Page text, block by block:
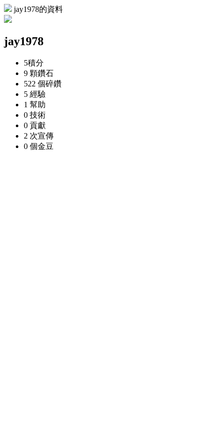
jay1978的資料
jay1978
5積分
9 顆鑽石
522 個碎鑽
5 經驗
1 幫助
0 技術
0 貢獻
2 次宣傳
0 個金豆